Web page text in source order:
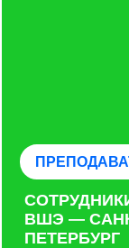
ВШЭ —
ПЕТЕРБУРГ